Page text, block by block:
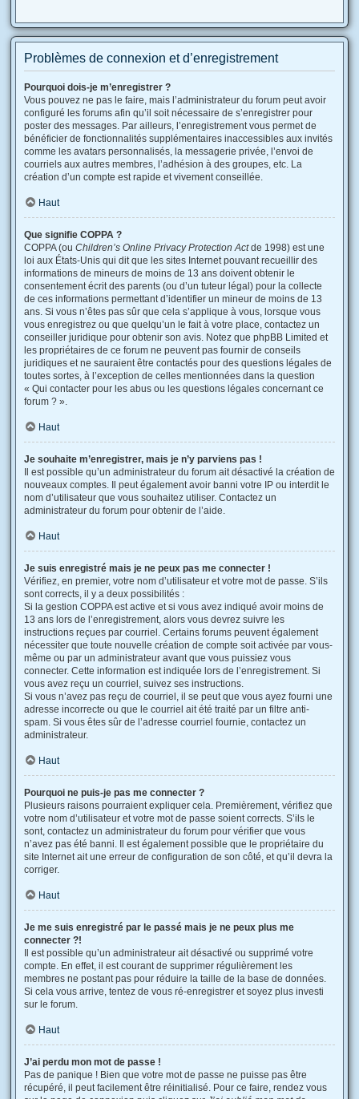
Problèmes de connexion et d’enregistrement
Pourquoi dois-je m’enregistrer ?
Vous pouvez ne pas le faire, mais l’administrateur du forum peut avoir
configuré les forums afin qu’il soit nécessaire de s’enregistrer pour
poster des messages. Par ailleurs, l’enregistrement vous permet de
bénéficier de fonctionnalités supplémentaires inaccessibles aux invités
comme les avatars personnalisés, la messagerie privée, l’envoi de
courriels aux autres membres, l’adhésion à des groupes, etc. La
création d’un compte est rapide et vivement conseillée.
Haut
Que signifie COPPA ?
COPPA (ou Children’s Online Privacy Protection Actde 1998) est une
loi aux États-Unis qui dit que les sites Internet pouvant recueillir des
informations de mineurs de moins de 13 ans doivent obtenir le
consentement écrit des parents (ou d’un tuteur légal) pour la collecte
de ces informations permettant d’identifier un mineur de moins de 13
ans. Si vous n’êtes pas sûr que cela s’applique à vous, lorsque vous
vous enregistrez ou que quelqu’un le fait à votre place, contactez un
conseiller juridique pour obtenir son avis. Notez que phpBB Limited et
les propriétaires de ce forum ne peuvent pas fournir de conseils
juridiques et ne sauraient être contactés pour des questions légales de
toutes sortes, à l’exception de celles mentionnées dans la question
« Qui contacter pour les abus ou les questions légales concernant ce
forum ? ».
Haut
Je souhaite m’enregistrer, mais je n’y parviens pas !
Il est possible qu’un administrateur du forum ait désactivé la création de
nouveaux comptes. Il peut également avoir banni votre IP ou interdit le
nom d’utilisateur que vous souhaitez utiliser. Contactez un
administrateur du forum pour obtenir de l’aide.
Haut
Je suis enregistré mais je ne peux pas me connecter !
Vérifiez, en premier, votre nom d’utilisateur et votre mot de passe. S’ils
sont corrects, il y a deux possibilités :
Si la gestion COPPA est active et si vous avez indiqué avoir moins de
13 ans lors de l’enregistrement, alors vous devrez suivre les
instructions reçues par courriel. Certains forums peuvent également
nécessiter que toute nouvelle création de compte soit activée par vous-
même ou par un administrateur avant que vous puissiez vous
connecter. Cette information est indiquée lors de l’enregistrement. Si
vous avez reçu un courriel, suivez ses instructions.
Si vous n’avez pas reçu de courriel, il se peut que vous ayez fourni une
adresse incorrecte ou que le courriel ait été traité par un filtre anti-
spam. Si vous êtes sûr de l’adresse courriel fournie, contactez un
administrateur.
Haut
Pourquoi ne puis-je pas me connecter ?
Plusieurs raisons pourraient expliquer cela. Premièrement, vérifiez que
votre nom d’utilisateur et votre mot de passe soient corrects. S’ils le
sont, contactez un administrateur du forum pour vérifier que vous
n’avez pas été banni. Il est également possible que le propriétaire du
site Internet ait une erreur de configuration de son côté, et qu’il devra la
corriger.
Haut
Je me suis enregistré par le passé mais je ne peux plus me
connecter ?!
Il est possible qu’un administrateur ait désactivé ou supprimé votre
compte. En effet, il est courant de supprimer régulièrement les
membres ne postant pas pour réduire la taille de la base de données.
Si cela vous arrive, tentez de vous ré-enregistrer et soyez plus investi
sur le forum.
Haut
J’ai perdu mon mot de passe !
Pas de panique ! Bien que votre mot de passe ne puisse pas être
récupéré, il peut facilement être réinitialisé. Pour ce faire, rendez vous